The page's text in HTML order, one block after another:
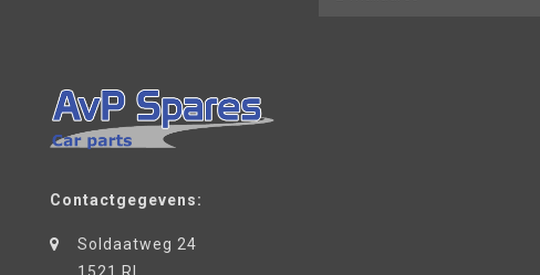
Contactgegevens:
Soldaatweg 24
1521 RL